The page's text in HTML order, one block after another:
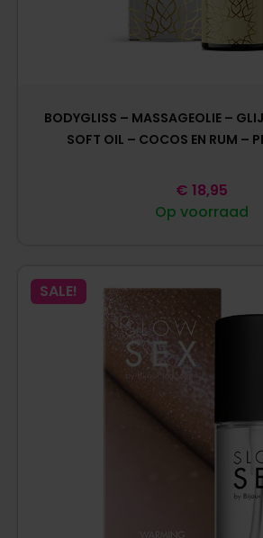
BODYGLISS – MASSAGEOLIE –
SOFT OIL – COCOS EN RUM –
Op voorraad
€ 18,95
SALE!